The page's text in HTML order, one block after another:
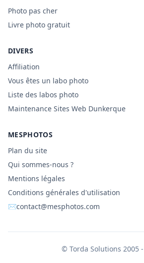
Photo pas cher
Livre photo gratuit
DIVERS
Affiliation
Vous êtes un labo photo
Liste des labos photo
Maintenance Sites Web Dunkerque
MESPHOTOS
Plan du site
Qui sommes-nous ?
Mentions légales
Conditions générales d'utilisation
✉contact@mesphotos.com
© Torda Solutions 2005